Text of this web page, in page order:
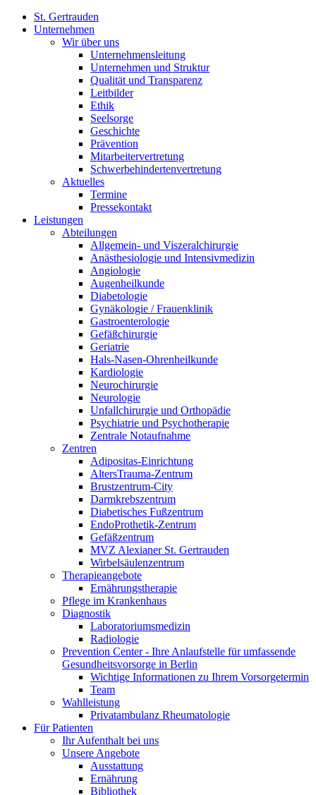
St. Gertrauden
Unternehmen
Wir über uns
Unternehmensleitung
Unternehmen und Struktur
Qualität und Transparenz
Leitbilder
Ethik
Seelsorge
Geschichte
Prävention
Mitarbeitervertretung
Schwerbehindertenvertretung
Aktuelles
Termine
Pressekontakt
Leistungen
Abteilungen
Allgemein- und Viszeralchirurgie
Anästhesiologie und Intensivmedizin
Angiologie
Augenheilkunde
Diabetologie
Gynäkologie / Frauenklinik
Gastroenterologie
Gefäßchirurgie
Geriatrie
Hals-Nasen-Ohrenheilkunde
Kardiologie
Neurochirurgie
Neurologie
Unfallchirurgie und Orthopädie
Psychiatrie und Psychotherapie
Zentrale Notaufnahme
Zentren
Adipositas-Einrichtung
AltersTrauma-Zentrum
Brustzentrum-City
Darmkrebszentrum
Diabetisches Fußzentrum
EndoProthetik-Zentrum
Gefäßzentrum
MVZ Alexianer St. Gertrauden
Wirbelsäulenzentrum
Therapieangebote
Ernährungstherapie
Pflege im Krankenhaus
Diagnostik
Laboratoriumsmedizin
Radiologie
Prevention Center - Ihre Anlaufstelle für umfassende
Gesundheitsvorsorge in Berlin
Wichtige Informationen zu Ihrem Vorsorgetermin
Team
Wahlleistung
Privatambulanz Rheumatologie
Für Patienten
Ihr Aufenthalt bei uns
Unsere Angebote
Ausstattung
Ernährung
Bibliothek